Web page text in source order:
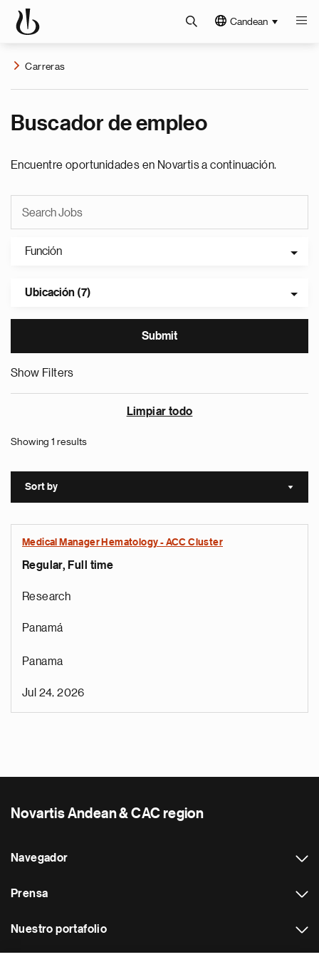
Candean
Carreras
Buscador de empleo
Encuentre oportunidades en Novartis a continuación.
Función
Ubicación (7)
Show Filters
Limpiar todo
Showing 1 results
Sort by Sort
Medical Manager Hematology - ACC Cluster
Regular, Full time
Research
Panamá
Panama
Jul 24, 2026
Novartis Andean & CAC region
Navegador
Prensa
Nuestro portafolio